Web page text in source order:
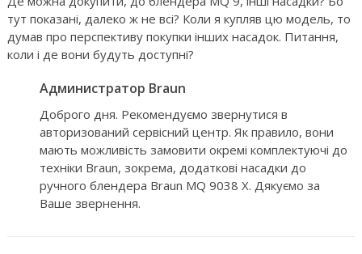
тут показані, далеко ж не всі? Коли я купляв цю модель, то
думав про перспективу покупки інших насадок. Питання,
коли і де вони будуть доступні?
Администратор Braun
Доброго дня. Рекомендуємо звернутися в
авторизований сервісний центр. Як правило, вони
мають можливість замовити окремі комплектуючі до
техніки Braun, зокрема, додаткові насадки до
ручного блендера Braun MQ 9038 X. Дякуємо за
Ваше звернення.